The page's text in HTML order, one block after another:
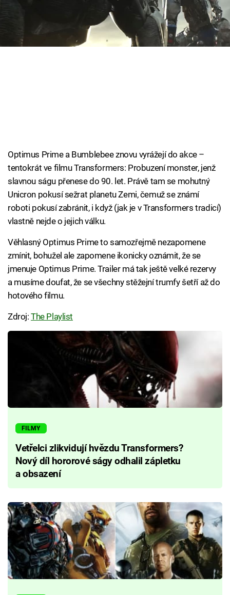
Pořady
Sledujte nás
Optimus Prime a Bumblebee znovu vyrážejí do akce –
tentokrát ve filmu Transformers: Probuzení monster, jenž
slavnou ságu přenese do 90. let. Právě tam se mohutný
Unicron pokusí sežrat planetu Zemi, čemuž se známí
roboti pokusí zabránit, i když (jak je v Transformers tradicí)
vlastně nejde o jejich válku.
Věhlasný Optimus Prime to samozřejmě nezapomene
zmínit, bohužel ale zapomene ikonicky oznámit, že se
jmenuje Optimus Prime. Trailer má tak ještě velké rezervy
a musíme doufat, že se všechny stěžejní trumfy šetří až do
hotového filmu.
Zdroj:The Playlist
FILMY
Vetřelci zlikvidují hvězdu Transformers?
Nový díl hororové ságy odhalil zápletku
a obsazení